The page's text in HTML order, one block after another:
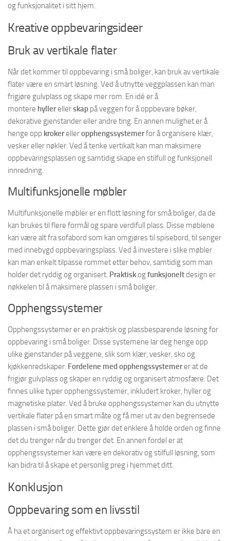
og funksjonalitet i sitt hjem.
Kreative oppbevaringsideer
Bruk av vertikale flater
Når det kommer til oppbevaring i små boliger, kan bruk av vertikale
flater være en smart løsning. Ved å utnytte veggplassen kan man
frigjøre gulvplass og skape mer rom. En idé er å
montere hyllerellerskap på veggen for å oppbevare bøker,
dekorative gjenstander eller andre ting. En annen mulighet er å
henge opp krokerelleropphengssystemerfor å organisere klær,
vesker eller nøkler. Ved å tenke vertikalt kan man maksimere
oppbevaringsplassen og samtidig skape en stilfull og funksjonell
innredning.
Multifunksjonelle møbler
Multifunksjonelle møbler er en flott løsning for små boliger, da de
kan brukes til flere formål og spare verdifull plass. Disse møblene
kan være alt fra sofabord som kan omgjøres til spisebord, til senger
med innebygd oppbevaringsplass. Ved å investere i slike møbler
kan man enkelt tilpasse rommet etter behov, samtidig som man
holder det ryddig og organisert. Praktiskogfunksjoneltdesign er
nøkkelen til å maksimere plassen i små boliger.
Opphengssystemer
Opphengssystemer er en praktisk og plassbesparende løsning for
oppbevaring i små boliger. Disse systemene lar deg henge opp
ulike gjenstander på veggene, slik som klær, vesker, sko og
kjøkkenredskaper. Fordelene med opphengssystemerer at de
frigjør gulvplass og skaper en ryddig og organisert atmosfære. Det
finnes ulike typer opphengssystemer, inkludert kroker, hyller og
magnetiske plater. Ved å bruke opphengssystemer kan du utnytte
vertikale flater på en smart måte og få mer ut av den begrensede
plassen i små boliger. Dette gjør det enklere å holde orden og finne
det du trenger når du trenger det. En annen fordel er at
opphengssystemer kan være en dekorativ og stilfull løsning, som
kan bidra til å skape et personlig preg i hjemmet ditt.
Konklusjon
Oppbevaring som en livsstil
Å ha et organisert og effektivt oppbevaringssystem er ikke bare en